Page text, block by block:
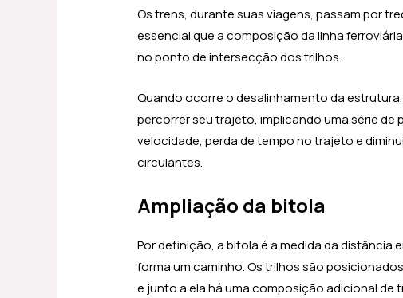
Os trens, durante suas viagens, passam por
essencial que a composição da linha
no ponto de intersecção dos trilhos.
Quando ocorre o desalinhamento da
percorrer seu trajeto, implicando uma série de
velocidade, perda de tempo no trajeto e
circulantes.
Ampliação da bitola
Por definição, a bitola é a medida da distância
forma um caminho. Os trilhos são
e junto a ela há uma composição adicional de